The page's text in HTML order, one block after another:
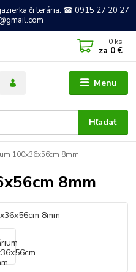
či terária. ☎ 0915 27 20 27
Menu
Hľadať
0 ks
za 0 €
100x36x56cm 8mm
8mm